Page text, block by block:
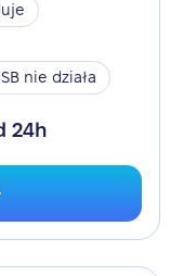
nie działa
24h